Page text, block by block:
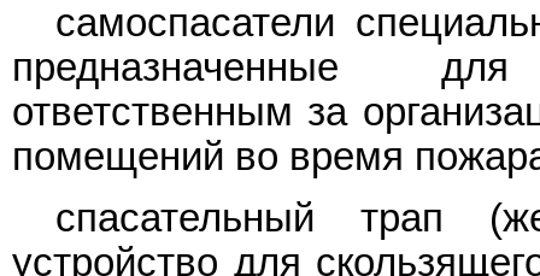
самоспасатели
предназначенные
ответственным за
помещений во время
спасательный трап
устройство для